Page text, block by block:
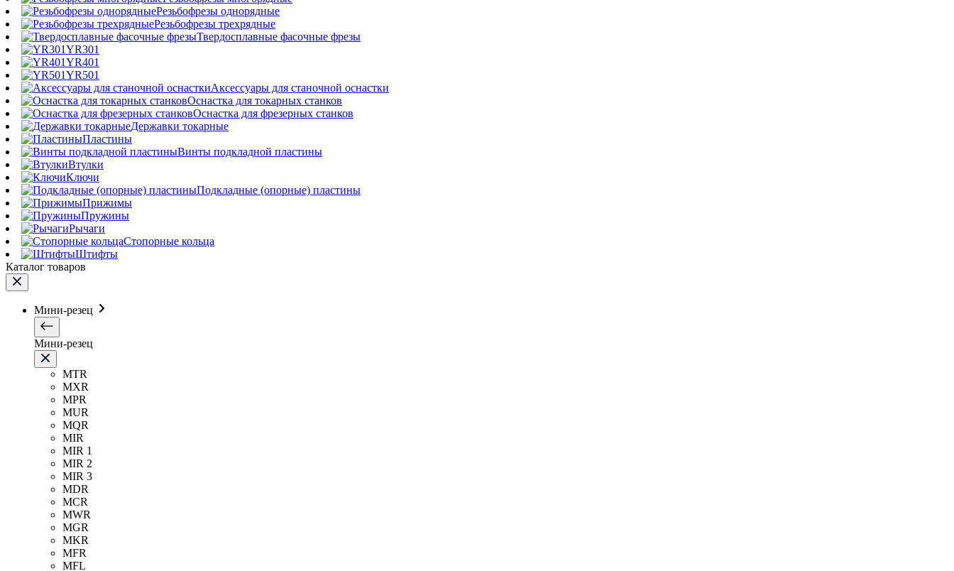
Резьбофрезы однорядные
Резьбофрезы трехрядные
Твердосплавные фасочные фрезы
YR301
YR401
YR501
Аксессуары для станочной оснастки
Оснастка для токарных станков
Оснастка для фрезерных станков
Державки токарные
Пластины
Винты подкладной пластины
Втулки
Ключи
Подкладные (опорные) пластины
Прижимы
Пружины
Рычаги
Стопорные кольца
Штифты
Каталог товаров
Мини-резец
Мини-резец
MTR
MXR
MPR
MUR
MQR
MIR
MIR 1
MIR 2
MIR 3
MDR
MCR
MWR
MGR
MKR
MFR
MFL